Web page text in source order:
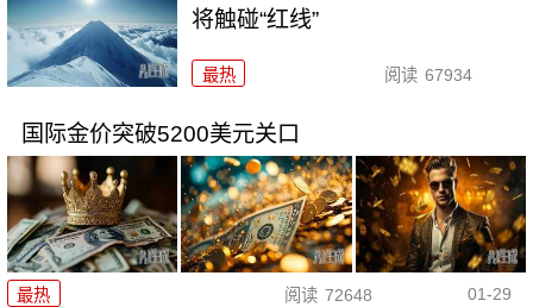
将触碰“红线”
最热 阅读 67934
国际金价突破5200美元关口
最热 阅读 72648 01-29